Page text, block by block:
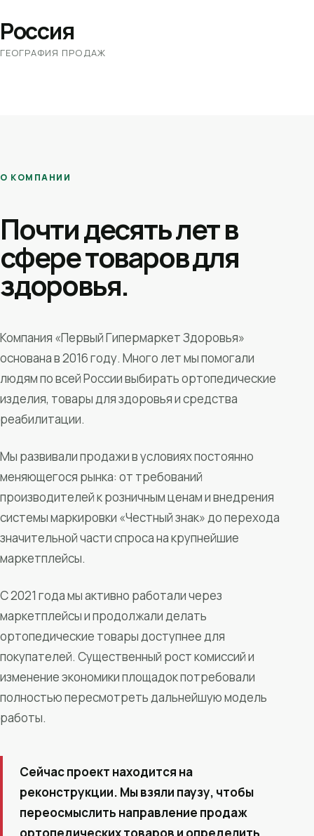
Россия
ГЕОГРАФИЯ ПРОДАЖ
О КОМПАНИИ
Почти десять лет в
сфере товаров для
здоровья.
Компания «Первый Гипермаркет Здоровья»
основана в 2016 году. Много лет мы помогали
людям по всей России выбирать ортопедические
изделия, товары для здоровья и средства
реабилитации.
Мы развивали продажи в условиях постоянно
меняющегося рынка: от требований
производителей к розничным ценам и внедрения
системы маркировки «Честный знак» до перехода
значительной части спроса на крупнейшие
маркетплейсы.
С 2021 года мы активно работали через
маркетплейсы и продолжали делать
ортопедические товары доступнее для
покупателей. Существенный рост комиссий и
изменение экономики площадок потребовали
полностью пересмотреть дальнейшую модель
работы.
Сейчас проект находится на
реконструкции. Мы взяли паузу, чтобы
переосмыслить направление продаж